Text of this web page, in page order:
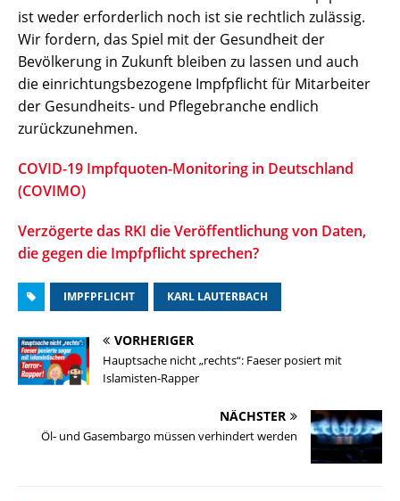
ist weder erforderlich noch ist sie rechtlich zulässig.
Wir fordern, das Spiel mit der Gesundheit der
Bevölkerung in Zukunft bleiben zu lassen und auch
die einrichtungsbezogene Impfpflicht für Mitarbeiter
der Gesundheits- und Pflegebranche endlich
zurückzunehmen.
COVID-19 Impfquoten-Monitoring in Deutschland
(COVIMO)
Verzögerte das RKI die Veröffentlichung von Daten,
die gegen die Impfpflicht sprechen?
IMPFPFLICHT KARL LAUTERBACH
VORHERIGER
Hauptsache nicht „rechts“: Faeser posiert mit
Islamisten-Rapper
NÄCHSTER
Öl- und Gasembargo müssen verhindert werden